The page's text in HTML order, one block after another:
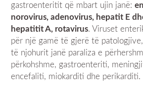
gastroenteritit që mbart ujin janë:
norovirus, adenovirus, hepatit E
hepatitit A, rotavirus. Viruset
për një gamë të gjerë të
të njohurit janë paraliza e
përkohshme, gastroenteriti,
encefaliti, miokarditi dhe perikarditi.